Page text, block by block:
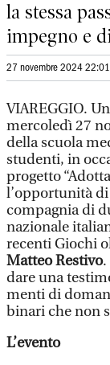
la stessa
impegno e
27 novembre 2024 22:01
VIAREGGIO.
mercoledì 27
della scuola
studenti, in
progetto
l’opportunità
compagnia di
nazionale
recenti Giochi
Matteo Restivo.
dare una
menti di
binari che non
L’evento